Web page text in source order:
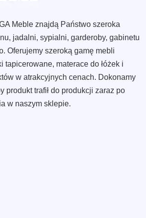
Meble znajdą Państwo szeroka
jadalni, sypialni, garderoby, gabinetu
Oferujemy szeroką gamę mebli
tapicerowane, materace do łóżek i
w atrakcyjnych cenach. Dokonamy
produkt trafił do produkcji zaraz po
w naszym sklepie.